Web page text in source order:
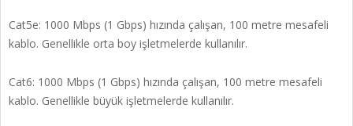
Cat5e: 1000 Mbps (1 Gbps) hızında çalışan, 100 metre mesafeli
kablo. Genellikle orta boy işletmelerde kullanılır.
Cat6: 1000 Mbps (1 Gbps) hızında çalışan, 100 metre mesafeli
kablo. Genellikle büyük işletmelerde kullanılır.